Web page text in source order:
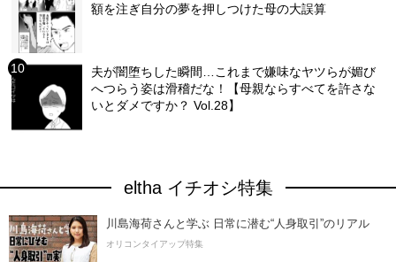
額を注ぎ自分の夢を押しつけた母の大誤算
夫が闇堕ちした瞬間…これまで嫌味なヤツらが媚び
へつらう姿は滑稽だな！【母親ならすべてを許さな
いとダメですか？ Vol.28】
eltha イチオシ特集
川島海荷さんと学ぶ 日常に潜む“人身取引”のリアル
オリコンタイアップ特集